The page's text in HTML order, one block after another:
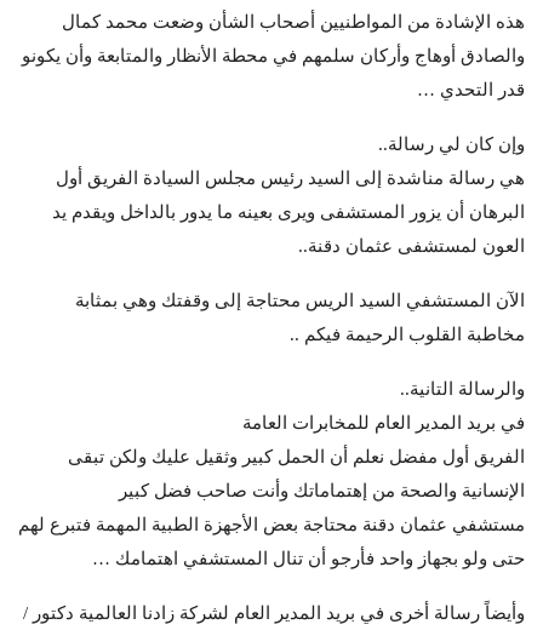
هذه الإشادة من المواطنيين أصحاب الشأن وضعت محمد كمال
والصادق أوهاج وأركان سلمهم في محطة الأنظار والمتابعة وأن يكونو
قدر التحدي …
وإن كان لي رسالة..
هي رسالة مناشدة إلى السيد رئيس مجلس السيادة الفريق أول
البرهان أن يزور المستشفى ويرى بعينه ما يدور بالداخل ويقدم يد
العون لمستشفى عثمان دقنة..
الآن المستشفي السيد الريس محتاجة إلى وقفتك وهي بمثابة
مخاطبة القلوب الرحيمة فيكم ..
والرسالة التانية..
في بريد المدير العام للمخابرات العامة
الفريق أول مفضل نعلم أن الحمل كبير وثقيل عليك ولكن تبقى
الإنسانية والصحة من إهتماماتك وأنت صاحب فضل كبير
مستشفي عثمان دقنة محتاجة بعض الأجهزة الطبية المهمة فتبرع لهم
حتى ولو بجهاز واحد فأرجو أن تنال المستشفي اهتمامك …
وأيضاً رسالة أخرى في بريد المدير العام لشركة زادنا العالمية دكتور /